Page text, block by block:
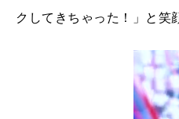
クしてきちゃった！」と笑